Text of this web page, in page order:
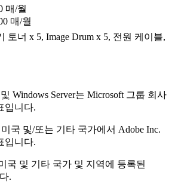
매/월
매/월
토너 x 5, Image Drum x 5, 전원 케이블,
Windows Server는 Microsoft 그룹 회사
입니다.
국 및/또는 기타 국가에서 Adobe Inc.
입니다.
국 및 기타 국가 및 지역에 등록된
.